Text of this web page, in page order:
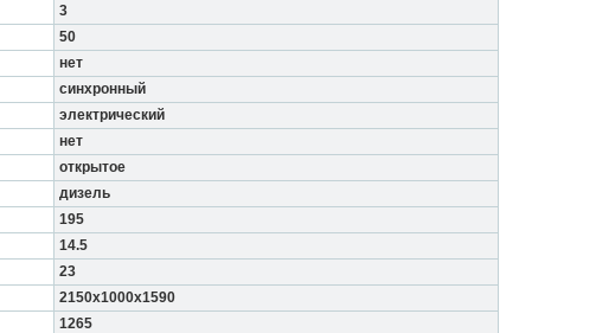
3
50
нет
синхронный
электрический
нет
открытое
дизель
195
14.5
23
2150x1000x1590
1265